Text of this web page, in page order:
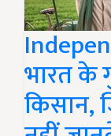
भारत के
किसान,